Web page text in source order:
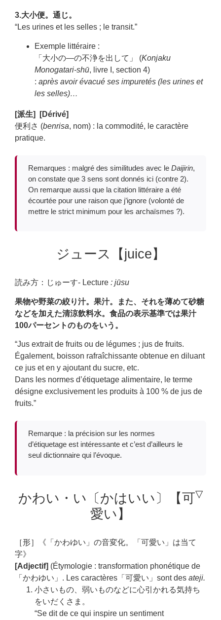
3.大小便。通じ。
“Les urines et les selles ; le transit.”
Exemple littéraire :
「大小の—の不浄を出して」 (Konjaku
Monogatari-shū, livre I, section 4)
: après avoir évacué ses impuretés (les urines et
les selles)…
[派生] [Dérivé]
便利さ (benrisa, nom) : la commodité, le caractère
pratique.
Remarques : malgré des similitudes avec le Daijirin,
on constate que 3 sens sont donnés ici (contre 2).
On remarque aussi que la citation littéraire a été
écourtée pour une raison que j’ignore (volonté de
mettre le strict minimum pour les archaïsmes ?).
ジュース【juice】
読み方：じゅーす- Lecture : jūsu
果物や野菜の絞り汁。果汁。また、それを薄めて砂糖
などを加えた清涼飲料水。食品の表示基準では果汁
100パーセントのものをいう。
“Jus extrait de fruits ou de légumes ; jus de fruits.
Également, boisson rafraîchissante obtenue en diluant
ce jus et en y ajoutant du sucre, etc.
Dans les normes d’étiquetage alimentaire, le terme
désigne exclusivement les produits à 100 % de jus de
fruits.”
Remarque : la précision sur les normes
d’étiquetage est intéressante et c’est d’ailleurs le
seul dictionnaire qui l’évoque.
かわい・い〔かはいい〕【可▽
愛い】
［形］
《「かわゆい」の音変化。「可愛い」は当て
字》
[Adjectif] (Étymologie : transformation phonétique de
「かわゆい」. Les caractères「可愛い」sont des ateji.
小さいもの、弱いものなどに心引かれる気持ち
をいだくさま。
“Se dit de ce qui inspire un sentiment